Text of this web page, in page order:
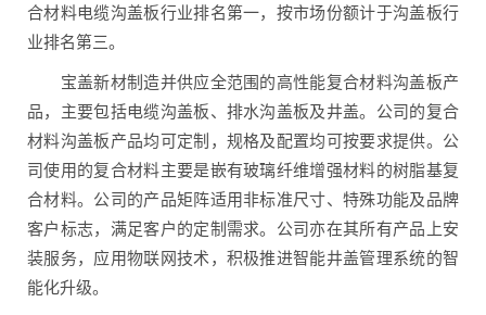
合材料电缆沟盖板行业排名第一，按市场份额计于沟盖板行
业排名第三。
宝盖新材制造并供应全范围的高性能复合材料沟盖板产
品，主要包括电缆沟盖板、排水沟盖板及井盖。公司的复合
材料沟盖板产品均可定制，规格及配置均可按要求提供。公
司使用的复合材料主要是嵌有玻璃纤维增强材料的树脂基复
合材料。公司的产品矩阵适用非标准尺寸、特殊功能及品牌
客户标志，满足客户的定制需求。公司亦在其所有产品上安
装服务，应用物联网技术，积极推进智能井盖管理系统的智
能化升级。